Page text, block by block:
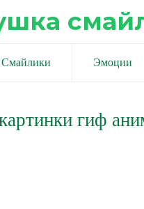
Смайлики Эмоции
гиф